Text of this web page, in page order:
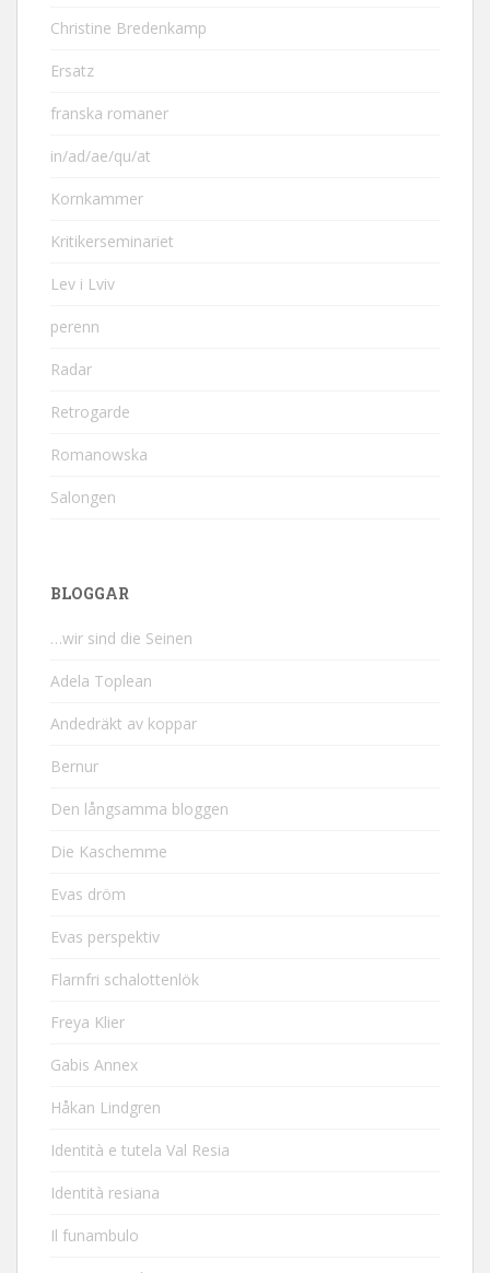
Christine Bredenkamp
Ersatz
franska romaner
in/ad/ae/qu/at
Kornkammer
Kritikerseminariet
Lev i Lviv
perenn
Radar
Retrogarde
Romanowska
Salongen
BLOGGAR
…wir sind die Seinen
Adela Toplean
Andedräkt av koppar
Bernur
Den långsamma bloggen
Die Kaschemme
Evas dröm
Evas perspektiv
Flarnfri schalottenlök
Freya Klier
Gabis Annex
Håkan Lindgren
Identità e tutela Val Resia
Identità resiana
Il funambulo